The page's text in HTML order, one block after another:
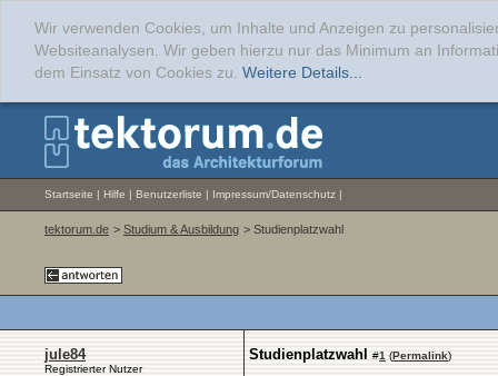
Wir verwenden Cookies, um Inhalte und Anzeigen zu
Websiteanalysen. Wir geben hierzu nur das Minimum an
dem Einsatz von Cookies zu. Weitere Details...
Startseite | Hilfe | Benutzerliste | Impressum/Datenschutz |
tektorum.de > Studium & Ausbildung > Studienplatzwahl
jule84
Registrierter Nutzer
Studienplatzwahl #1 (Permalink)